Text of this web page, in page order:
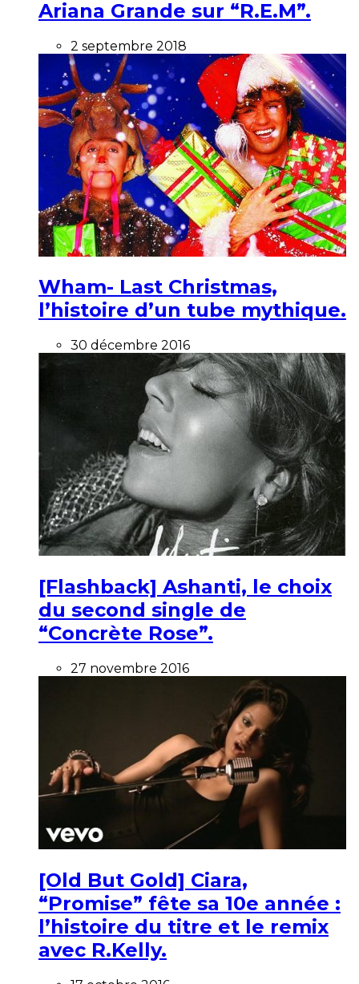
Ariana Grande sur “R.E.M”.
2 septembre 2018
Wham- Last Christmas,
l’histoire d’un tube mythique.
30 décembre 2016
[Flashback] Ashanti, le choix
du second single de
“Concrète Rose”.
27 novembre 2016
[Old But Gold] Ciara,
“Promise” fête sa 10e année :
l’histoire du titre et le remix
avec R.Kelly.